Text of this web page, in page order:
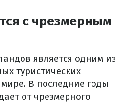
с чрезмерным
является одним из
туристических
В последние годы
от чрезмерного